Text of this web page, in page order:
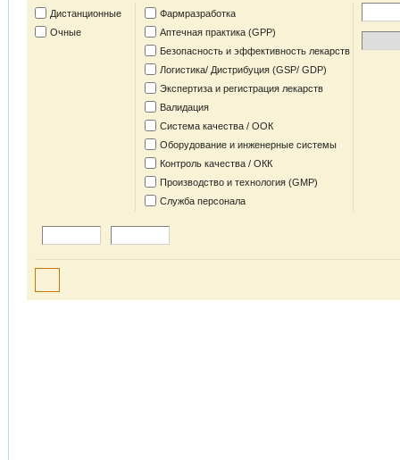
Дистанционные
Очные
Фармразработка
Аптечная практика (GPP)
Безопасность и эффективность лекарств
Логистика/ Дистрибуция (GSP/ GDP)
Экспертиза и регистрация лекарств
Валидация
Система качества / ООК
Оборудование и инженерные системы
Контроль качества / ОКК
Производство и технология (GMP)
Служба персонала